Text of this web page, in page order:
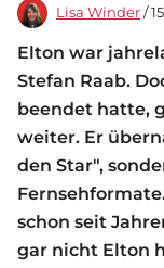
Lisa Winder /
Elton war
Stefan Raab.
beendet hatte,
weiter. Er
den Star",
schon seit
gar nicht Elton